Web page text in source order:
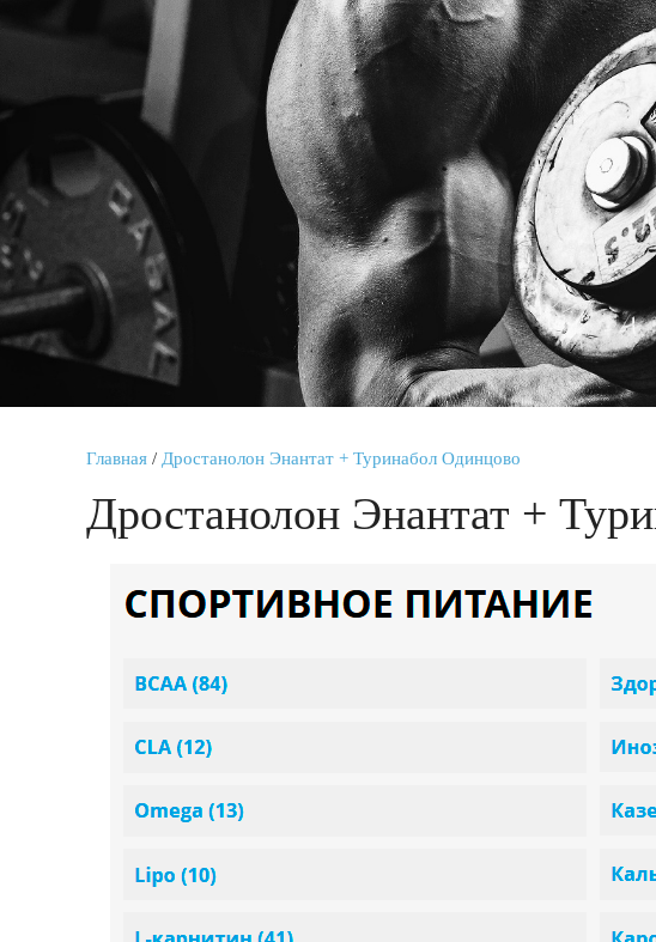
Главная / Дростанолон Энантат + Туринабол Одинцово
Дростанолон Энантат +